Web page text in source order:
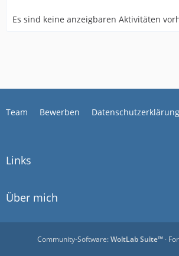
Es sind keine anzeigbaren Aktivitäten
Team Bewerben Datenschutzerklärung
Links
Über mich
Community-Software:WoltLab Suite™·